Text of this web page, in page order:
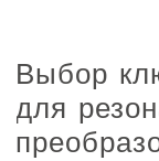
Выбор
для